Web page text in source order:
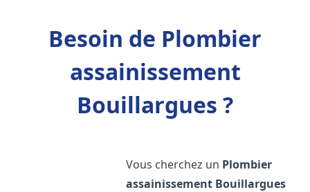
Besoin de Plombier
assainissement
Bouillargues ?
Vous cherchez un Plombier
assainissement Bouillargues